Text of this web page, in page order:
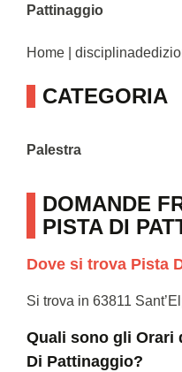
Pattinaggio
Home |
CATEGORIA
Palestra
DOMANDE
PISTA DI
Dove si trova Pista
Si trova in 63811
Quali sono gli Orari
Di Pattinaggio?